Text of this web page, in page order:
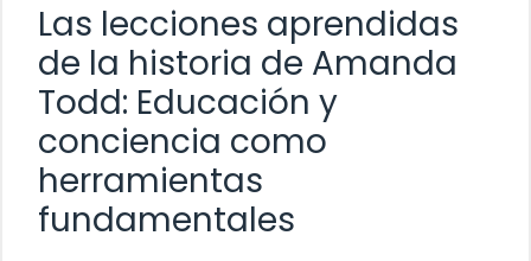
Las lecciones aprendidas
de la historia de Amanda
Todd: Educación y
conciencia como
herramientas
fundamentales